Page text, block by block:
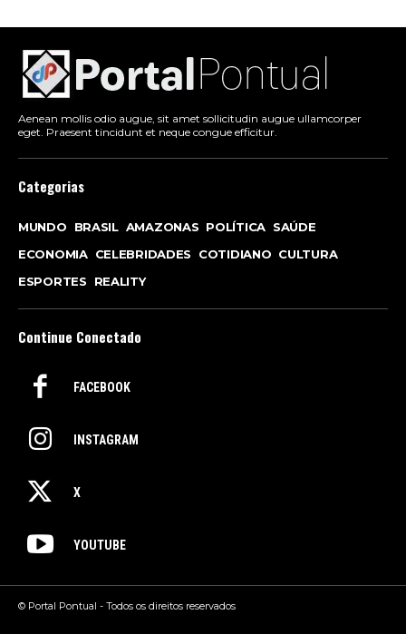
Aenean mollis odio augue, sit amet sollicitudin augue ullamcorper
eget. Praesent tincidunt et neque congue efficitur.
Categorias
MUNDO BRASIL AMAZONAS POLÍTICA SAÚDE
ECONOMIA CELEBRIDADES COTIDIANO CULTURA
ESPORTES
REALITY
Continue Conectado
FACEBOOK
INSTAGRAM
X
YOUTUBE
© Portal Pontual - Todos os direitos reservados